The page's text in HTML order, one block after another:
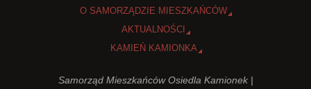
O SAMORZĄDZIE MIESZKAŃCÓW
AKTUALNOŚCI
KAMIEŃ KAMIONKA
Samorząd Mieszkańców Osiedla Kamionek |